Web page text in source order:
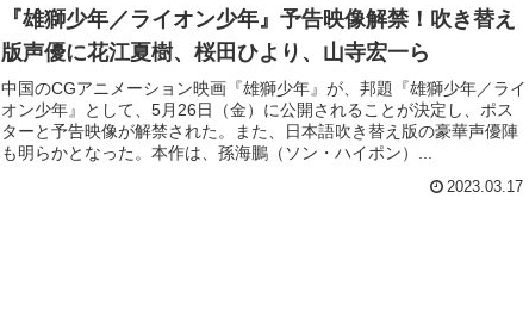
『雄獅少年／ライオン少年』予告映像解禁！吹き替え
版声優に花江夏樹、桜田ひより、山寺宏一ら
中国のCGアニメーション映画『雄獅少年』が、邦題『雄獅少年／ライ
オン少年』として、5月26日（金）に公開されることが決定し、ポス
ターと予告映像が解禁された。また、日本語吹き替え版の豪華声優陣
も明らかとなった。本作は、孫海鵬（ソン・ハイポン）...
2023.03.17